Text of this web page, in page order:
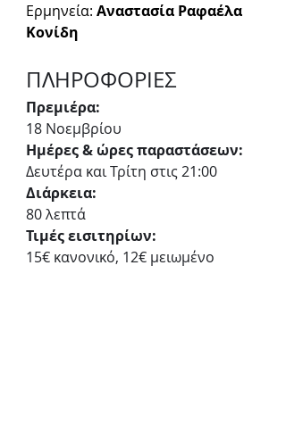
Ερμηνεία: Αναστασία Ραφαέλα
Κονίδη
ΠΛΗΡΟΦΟΡΙΕΣ
Πρεμιέρα:
18 Νοεμβρίου
Ημέρες & ώρες παραστάσεων:
Δευτέρα και Τρίτη στις 21:00
Διάρκεια:
80 λεπτά
Τιμές εισιτηρίων:
15€ κανονικό, 12€ μειωμένο